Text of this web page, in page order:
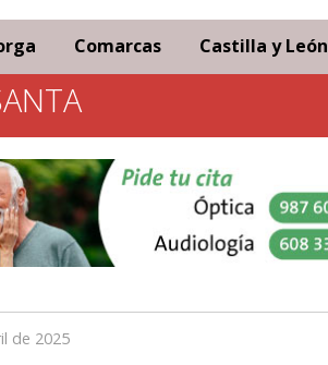
Comarcas Castilla y León
de 2025